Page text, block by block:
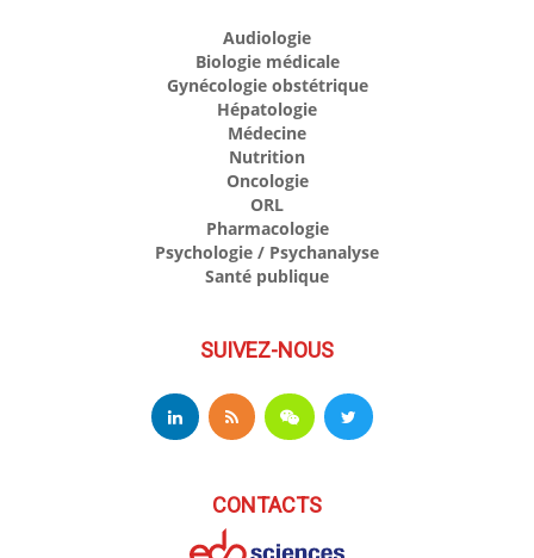
Audiologie
Biologie médicale
Gynécologie obstétrique
Hépatologie
Médecine
Nutrition
Oncologie
ORL
Pharmacologie
Psychologie / Psychanalyse
Santé publique
SUIVEZ-NOUS
CONTACTS